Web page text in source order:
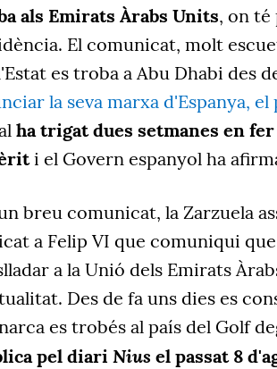
als Emirats Àrabs Units, on té
El comunicat, molt
es troba a Abu Dhabi des
la seva marxa d'Espanya, el
ha trigat dues setmanes en
i el Govern espanyol ha
breu comunicat, la Zarzuela
a Felip VI que comuniqui que
a la Unió dels Emirats
Des de fa uns dies es
es trobés al país del Golf
pel diari Nius el passat 8